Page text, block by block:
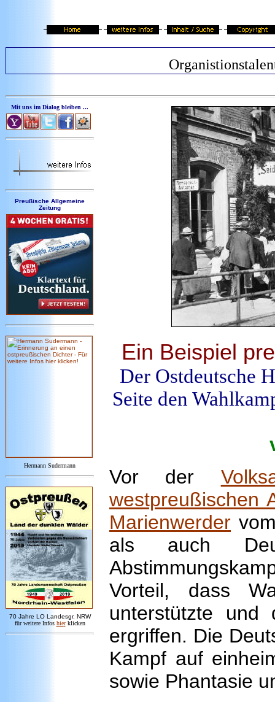
Mit uns im Dialog bleiben ...
Preußische Allgemeine
Zeitung
Hermann Sudermann
70 Jahre LO Landesgr. NRW
für weitere Infos hier klicken
Ein Beispiel
Der Ostdeutsche
Seite den
Vor der
westpreußischen
Marienwerder
als auch
Vorteil, dass
unterstützte
ergriffen. Die
Kampf auf
sowie Phantasie